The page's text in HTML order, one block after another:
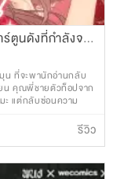
รีวิว First Frost วันนี้ วันไหน ยังไงก็เธอ การ์ตูนดังที่กำลังจะกลายเป็นซีรีส์
น ที่จะพานักอ่านกลับ
ยน คุณพี่ชายตัวท็อปจาก
ะ แต่กลับซ่อนความ
รีวิว